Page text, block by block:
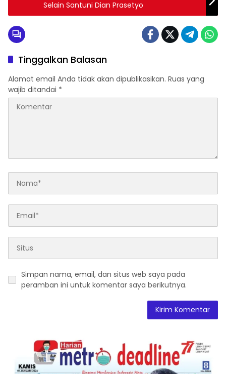
Selain Santuni Dian Prasetyo
Tinggalkan Balasan
Alamat email Anda tidak akan dipublikasikan. Ruas yang
wajib ditandai *
Simpan nama, email, dan situs web saya pada
peramban ini untuk komentar saya berikutnya.